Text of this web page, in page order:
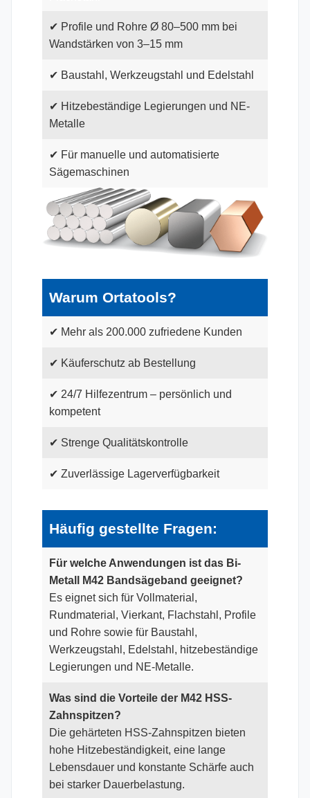
✔ Profile und Rohre Ø 80–500 mm bei
Wandstärken von 3–15 mm
✔ Baustahl, Werkzeugstahl und Edelstahl
✔ Hitzebeständige Legierungen und NE-
Metalle
✔ Für manuelle und automatisierte
Sägemaschinen
Warum Ortatools?
✔ Mehr als 200.000 zufriedene Kunden
✔ Käuferschutz ab Bestellung
✔ 24/7 Hilfezentrum – persönlich und
kompetent
✔ Strenge Qualitätskontrolle
✔ Zuverlässige Lagerverfügbarkeit
Häufig gestellte Fragen:
Für welche Anwendungen ist das Bi-
Metall M42 Bandsägeband geeignet?
Es eignet sich für Vollmaterial,
Rundmaterial, Vierkant, Flachstahl, Profile
und Rohre sowie für Baustahl,
Werkzeugstahl, Edelstahl, hitzebeständige
Legierungen und NE-Metalle.
Was sind die Vorteile der M42 HSS-
Zahnspitzen?
Die gehärteten HSS-Zahnspitzen bieten
hohe Hitzebeständigkeit, eine lange
Lebensdauer und konstante Schärfe auch
bei starker Dauerbelastung.